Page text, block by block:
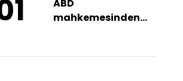
ABD
mahkemesinden